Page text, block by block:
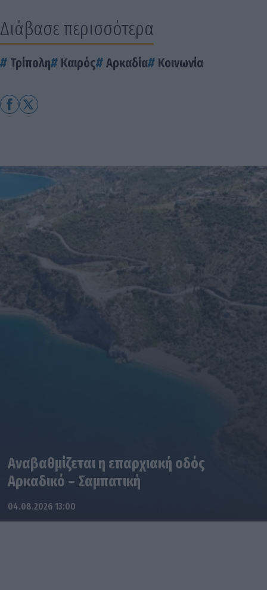
Διάβασε περισσότερα
Τρίπολη Καιρός Αρκαδία Κοινωνία
Αναβαθμίζεται η επαρχιακή οδός
Αρκαδικό – Σαμπατική
04.08.2026 13:00